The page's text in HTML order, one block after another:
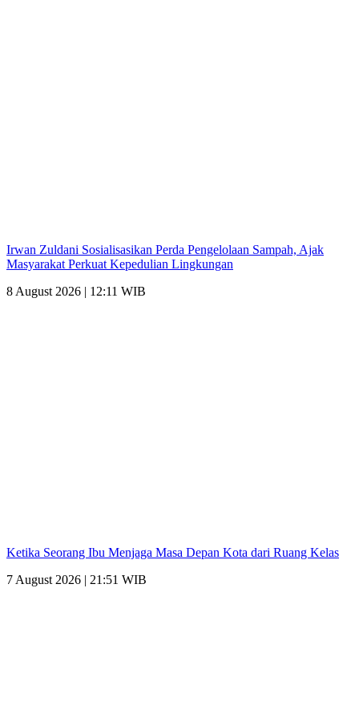
Irwan Zuldani Sosialisasikan Perda Pengelolaan Sampah, Ajak
Masyarakat Perkuat Kepedulian Lingkungan
8 August 2026 | 12:11 WIB
Ketika Seorang Ibu Menjaga Masa Depan Kota dari Ruang Kelas
7 August 2026 | 21:51 WIB